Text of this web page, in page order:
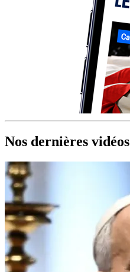
Nos dernières vidéos